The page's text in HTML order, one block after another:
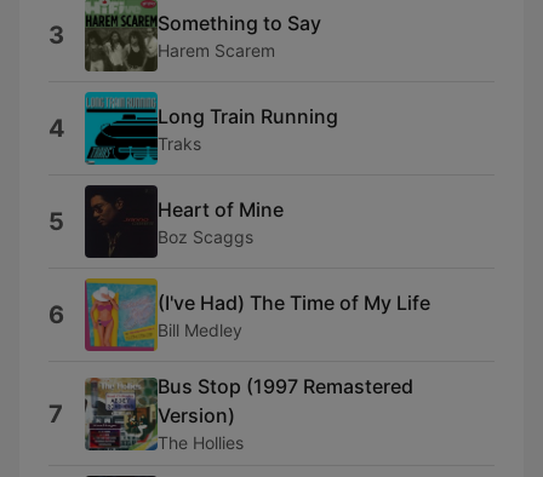
3 Something to Say
Harem Scarem
4 Long Train Running
Traks
5 Heart of Mine
Boz Scaggs
6 (I've Had) The Time of My Life
Bill Medley
7
Bus Stop (1997 Remastered
Version)
The Hollies